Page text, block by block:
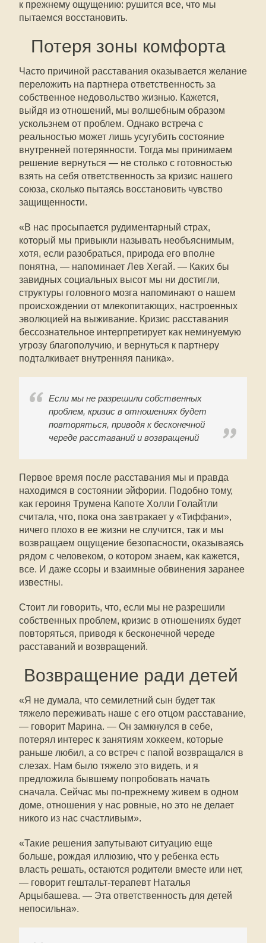
к прежнему ощущению: рушится все, что мы
пытаемся восстановить.
Потеря зоны комфорта
Часто причиной расставания оказывается желание
переложить на партнера ответственность за
собственное недовольство жизнью. Кажется,
выйдя из отношений, мы волшебным образом
ускользнем от проблем. Однако встреча с
реальностью может лишь усугубить состояние
внутренней потерянности. Тогда мы принимаем
решение вернуться — не столько с готовностью
взять на себя ответственность за кризис нашего
союза, сколько пытаясь восстановить чувство
защищенности.
«В нас просыпается рудиментарный страх,
который мы привыкли называть необъяснимым,
хотя, если разобраться, природа его вполне
понятна, — напоминает Лев Хегай. — Каких бы
завидных социальных высот мы ни достигли,
структуры головного мозга напоминают о нашем
происхождении от млекопитающих, настроенных
эволюцией на выживание. Кризис расставания
бессознательное интерпретирует как неминуемую
угрозу благополучию, и вернуться к партнеру
подталкивает внутренняя паника».
Если мы не разрешили собственных
проблем, кризис в отношениях будет
повторяться, приводя к бесконечной
череде расставаний и возвращений
Первое время после расставания мы и правда
находимся в состоянии эйфории. Подобно тому,
как героиня Трумена Капоте Холли Голайтли
считала, что, пока она завтракает у «Тиффани»,
ничего плохо в ее жизни не случится, так и мы
возвращаем ощущение безопасности, оказываясь
рядом с человеком, о котором знаем, как кажется,
все. И даже ссоры и взаимные обвинения заранее
известны.
Стоит ли говорить, что, если мы не разрешили
собственных проблем, кризис в отношениях будет
повторяться, приводя к бесконечной череде
расставаний и возвращений.
Возвращение ради детей
«Я не думала, что семилетний сын будет так
тяжело переживать наше с его отцом расставание,
— говорит Марина. — Он замкнулся в себе,
потерял интерес к занятиям хоккеем, которые
раньше любил, а со встреч с папой возвращался в
слезах. Нам было тяжело это видеть, и я
предложила бывшему попробовать начать
сначала. Сейчас мы по-прежнему живем в одном
доме, отношения у нас ровные, но это не делает
никого из нас счастливым».
«Такие решения запутывают ситуацию еще
больше, рождая иллюзию, что у ребенка есть
власть решать, остаются родители вместе или нет,
— говорит гештальт-терапевт Наталья
Арцыбашева. — Эта ответственность для детей
непосильна».